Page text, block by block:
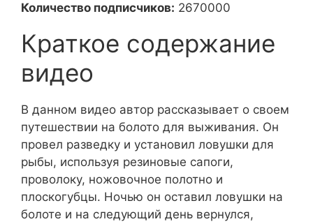
Количество подписчиков: 2670000
Краткое содержание
видео
В данном видео автор рассказывает о своем
путешествии на болото для выживания. Он
провел разведку и установил ловушки для
рыбы, используя резиновые сапоги,
проволоку, ножовочное полотно и
плоскогубцы. Ночью он оставил ловушки на
болоте и на следующий день вернулся,